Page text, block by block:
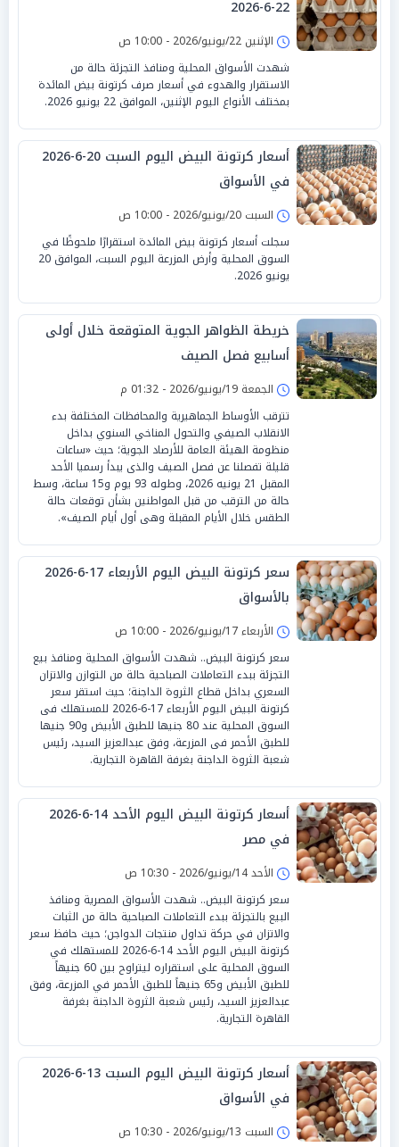
22-6-2026
الإثنين 22/يونيو/2026 - 10:00 ص
شهدت الأسواق المحلية ومنافذ التجزئة حالة من
الاستقرار والهدوء في أسعار صرف كرتونة بيض المائدة
بمختلف الأنواع اليوم الإثنين، الموافق 22 يونيو 2026.
أسعار كرتونة البيض اليوم السبت 20-6-2026
في الأسواق
السبت 20/يونيو/2026 - 10:00 ص
سجلت أسعار كرتونة بيض المائدة استقرارًا ملحوظًا في
السوق المحلية وأرض المزرعة اليوم السبت، الموافق 20
يونيو 2026.
خريطة الظواهر الجوية المتوقعة خلال أولى
أسابيع فصل الصيف
الجمعة 19/يونيو/2026 - 01:32 م
تترقب الأوساط الجماهيرية والمحافظات المختلفة بدء
الانقلاب الصيفي والتحول المناخي السنوي بداخل
منظومة الهيئة العامة للأرصاد الجوية؛ حيث «ساعات
قليلة تفصلنا عن فصل الصيف والذى يبدأ رسميا الأحد
المقبل 21 يونيه 2026، وطوله 93 يوم و15 ساعة، وسط
حالة من الترقب من قبل المواطنين بشأن توقعات حالة
الطقس خلال الأيام المقبلة وهى أول أيام الصيف».
سعر كرتونة البيض اليوم الأربعاء 17-6-2026
بالأسواق
الأربعاء 17/يونيو/2026 - 10:00 ص
سعر كرتونة البيض.. شهدت الأسواق المحلية ومنافذ بيع
التجزئة ببدء التعاملات الصباحية حالة من التوازن والاتزان
السعري بداخل قطاع الثروة الداجنة؛ حيث استقر سعر
كرتونة البيض اليوم الأربعاء 17-6-2026 للمستهلك فى
السوق المحلية عند 80 جنيها للطبق الأبيض و90 جنيها
للطبق الأحمر فى المزرعة، وفق عبدالعزيز السيد، رئيس
شعبة الثروة الداجنة بغرفة القاهرة التجارية.
أسعار كرتونة البيض اليوم الأحد 14-6-2026
في مصر
الأحد 14/يونيو/2026 - 10:30 ص
سعر كرتونة البيض.. شهدت الأسواق المصرية ومنافذ
البيع بالتجزئة ببدء التعاملات الصباحية حالة من الثبات
والاتزان في حركة تداول منتجات الدواجن؛ حيث حافظ سعر
كرتونة البيض اليوم الأحد 14-6-2026 للمستهلك في
السوق المحلية على استقراره ليتراوح بين 60 جنيهاً
للطبق الأبيض و65 جنيهاً للطبق الأحمر في المزرعة، وفق
عبدالعزيز السيد، رئيس شعبة الثروة الداجنة بغرفة
القاهرة التجارية.
أسعار كرتونة البيض اليوم السبت 13-6-2026
في الأسواق
السبت 13/يونيو/2026 - 10:30 ص